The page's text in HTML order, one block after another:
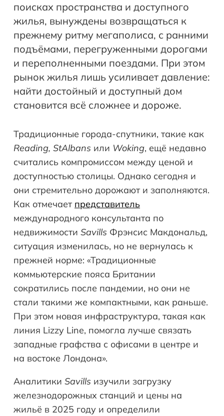
поисках пространства и доступного
жилья, вынуждены возвращаться к
прежнему ритму мегаполиса, с ранними
подъёмами, перегруженными дорогами
и переполненными поездами. При этом
рынок жилья лишь усиливает давление:
найти достойный и доступный дом
становится всё сложнее и дороже.
Традиционные города-спутники, такие как
Reading, StAlbans или Woking, ещё недавно
считались компромиссом между ценой и
доступностью столицы. Однако сегодня и
они стремительно дорожают и заполняются.
Как отмечает представитель
международного консультанта по
недвижимости Savills Фрэнсис Макдональд,
ситуация изменилась, но не вернулась к
прежней норме: «Традиционные
коммьютерские пояса Британии
сократились после пандемии, но они не
стали такими же компактными, как раньше.
При этом новая инфраструктура, такая как
линия Lizzy Line, помогла лучше связать
западные графства с офисами в центре и
на востоке Лондона».
Аналитики Savills изучили загрузку
железнодорожных станций и цены на
жильё в 2025 году и определили